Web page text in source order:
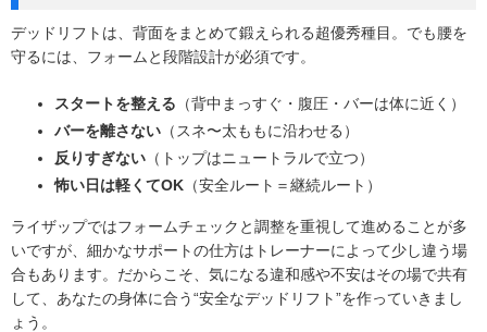
デッドリフトは、背面をまとめて鍛えられる超優秀種目。でも腰を
守るには、フォームと段階設計が必須です。
スタートを整える （背中まっすぐ・腹圧・バーは体に近く）
バーを離さない （スネ〜太ももに沿わせる）
反りすぎない （トップはニュートラルで立つ）
怖い日は軽くてOK （安全ルート＝継続ルート）
ライザップではフォームチェックと調整を重視して進めることが多
いですが、細かなサポートの仕方はトレーナーによって少し違う場
合もあります。だからこそ、気になる違和感や不安はその場で共有
して、あなたの身体に合う“安全なデッドリフト”を作っていきまし
ょう。